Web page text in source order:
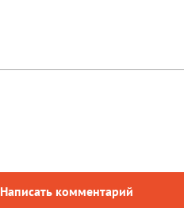
Написать комментарий